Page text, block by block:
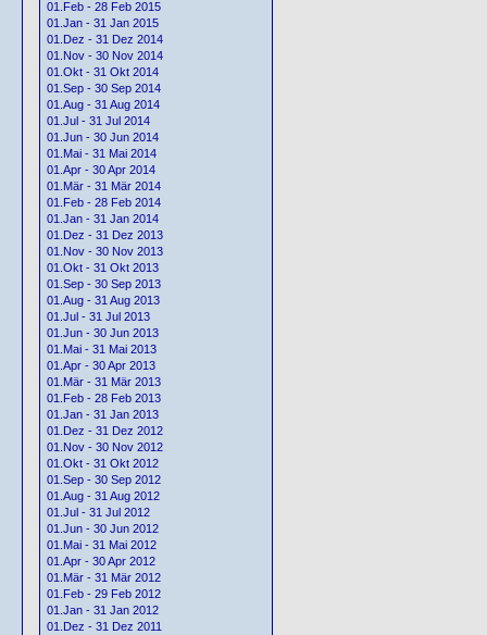
01.Feb - 28 Feb 2015
01.Jan - 31 Jan 2015
01.Dez - 31 Dez 2014
01.Nov - 30 Nov 2014
01.Okt - 31 Okt 2014
01.Sep - 30 Sep 2014
01.Aug - 31 Aug 2014
01.Jul - 31 Jul 2014
01.Jun - 30 Jun 2014
01.Mai - 31 Mai 2014
01.Apr - 30 Apr 2014
01.Mär - 31 Mär 2014
01.Feb - 28 Feb 2014
01.Jan - 31 Jan 2014
01.Dez - 31 Dez 2013
01.Nov - 30 Nov 2013
01.Okt - 31 Okt 2013
01.Sep - 30 Sep 2013
01.Aug - 31 Aug 2013
01.Jul - 31 Jul 2013
01.Jun - 30 Jun 2013
01.Mai - 31 Mai 2013
01.Apr - 30 Apr 2013
01.Mär - 31 Mär 2013
01.Feb - 28 Feb 2013
01.Jan - 31 Jan 2013
01.Dez - 31 Dez 2012
01.Nov - 30 Nov 2012
01.Okt - 31 Okt 2012
01.Sep - 30 Sep 2012
01.Aug - 31 Aug 2012
01.Jul - 31 Jul 2012
01.Jun - 30 Jun 2012
01.Mai - 31 Mai 2012
01.Apr - 30 Apr 2012
01.Mär - 31 Mär 2012
01.Feb - 29 Feb 2012
01.Jan - 31 Jan 2012
01.Dez - 31 Dez 2011